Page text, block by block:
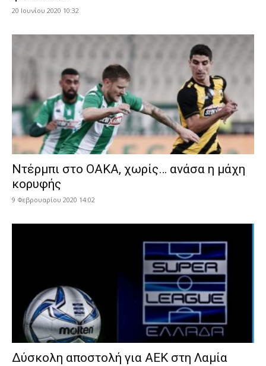
20 Ιουνίου 2020 10:32
Ντέρμπι στο ΟΑΚΑ, χωρίς… ανάσα η μάχη
κορυφής
9 Φεβρουαρίου 2020 14:02
Δύσκολη αποστολή για ΑΕΚ στη Λαμία